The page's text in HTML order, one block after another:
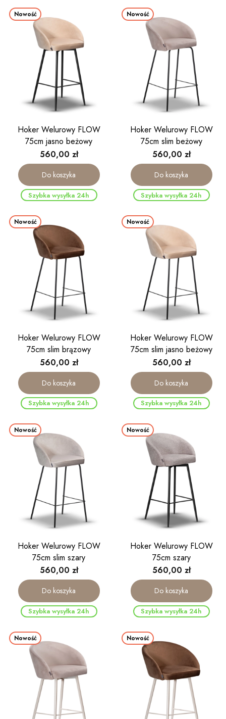
Nowość
Hoker Welurowy FLOW
75cm jasno beżowy
Cena
560,00 zł
Do koszyka
Szybka wysyłka 24h
Nowość
Hoker Welurowy FLOW
75cm slim beżowy
Cena
560,00 zł
Do koszyka
Szybka wysyłka 24h
Nowość
Hoker Welurowy FLOW
75cm slim brązowy
Cena
560,00 zł
Do koszyka
Szybka wysyłka 24h
Nowość
Hoker Welurowy FLOW
75cm slim jasno beżowy
Cena
560,00 zł
Do koszyka
Szybka wysyłka 24h
Nowość
Hoker Welurowy FLOW
75cm slim szary
Cena
560,00 zł
Do koszyka
Szybka wysyłka 24h
Nowość
Hoker Welurowy FLOW
75cm szary
Cena
560,00 zł
Do koszyka
Szybka wysyłka 24h
Nowość Nowość